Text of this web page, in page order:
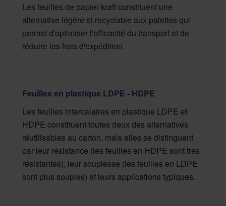
Les feuilles de papier kraft constituent une
alternative légère et recyclable aux palettes qui
permet d'optimiser l'efficacité du transport et de
réduire les frais d'expédition.
Feuilles en plastique LDPE - HDPE
Les feuilles intercalaires en plastique LDPE et
HDPE constituent toutes deux des alternatives
réutilisables au carton, mais elles se distinguent
par leur résistance (les feuilles en HDPE sont très
résistantes), leur souplesse (les feuilles en LDPE
sont plus souples) et leurs applications typiques.